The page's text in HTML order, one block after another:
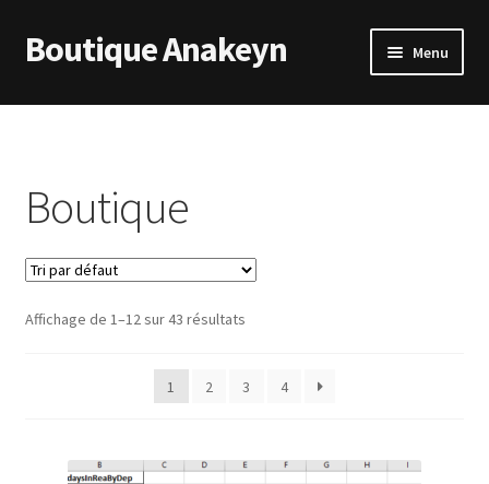
Aller
à
Aller
au
Boutique Anakeyn Menu
Accueil
Conditions Générales de Ventes
Mon compte
Boutique
Affichage de 1–12 sur 43 résultats
1 2 3 4